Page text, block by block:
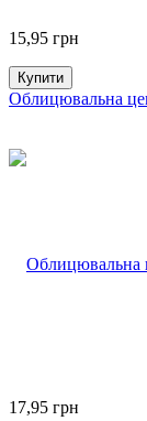
15,95 грн
Купити
Облицювальна
17,95 грн